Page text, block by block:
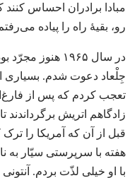
مبادا برادران احساس
رو،‏ بقیهٔ راه را پیاده
در سال ۱۹۶۵
جِلْعاد دعوت شدم.‏ بسیاری
تعجب کردم که پس از
زادگاهم اتریش
قبل از آن که آمریکا را
هفته با سرپرستی سیّار به
با او خیلی لذّت بردم.‏